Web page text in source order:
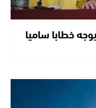
خطابا ساميا